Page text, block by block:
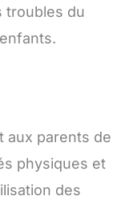
troubles du
aux parents de
physiques et
des